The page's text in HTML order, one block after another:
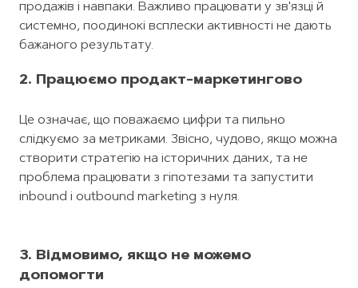
продажів і навпаки. Важливо працювати у зв'язці й
системно, поодинокі всплески активності не дають
бажаного результату.
2. Працюємо продакт-маркетингово
Це означає, що поважаємо цифри та пильно
слідкуємо за метриками. Звісно, чудово, якщо можна
створити стратегію на історичних даних, та не
проблема працювати з гіпотезами та запустити
inbound і outbound marketing з нуля.
3. Відмовимо, якщо не можемо
допомогти